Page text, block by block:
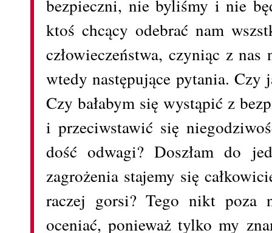
bezpieczni, nie byliśmy i nie
ktoś chcący odebrać nam
człowieczeństwa, czyniąc z
wtedy następujące pytania. Czy
Czy bałabym się wystąpić z
i przeciwstawić się
dość odwagi? Doszłam do
zagrożenia stajemy się
raczej gorsi? Tego nikt poza
oceniać, ponieważ tylko my